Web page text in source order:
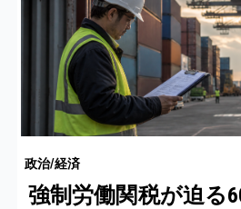
政治/経済
強制労働関税が迫る